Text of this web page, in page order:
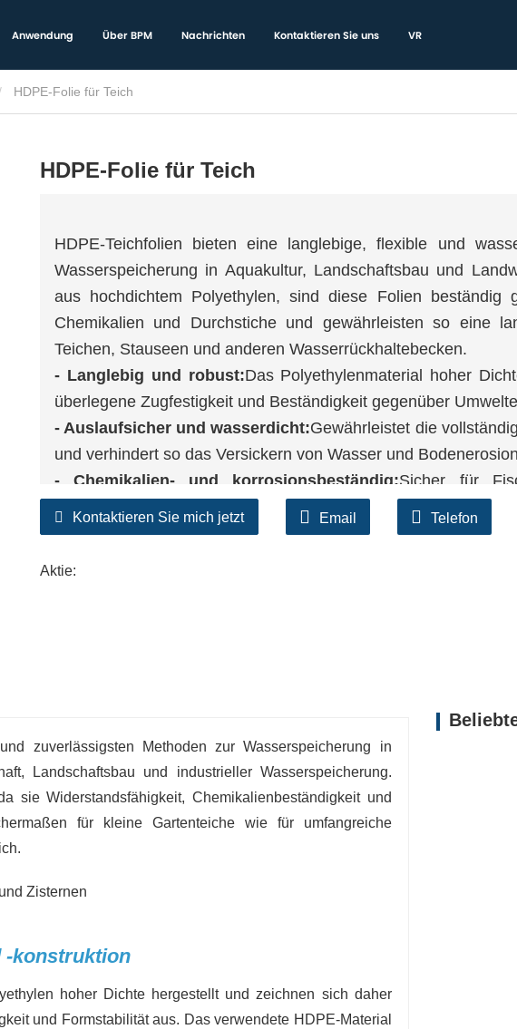
Anwendung Über BPM Nachrichten Kontaktieren Sie uns VR
HDPE-Folie für Teich
HDPE-Folie für Teich
HDPE-Teichfolien bieten eine langlebige, flexible und
Wasserspeicherung in Aquakultur, Landschaftsbau und
aus hochdichtem Polyethylen, sind diese Folien beständig
Chemikalien und Durchstiche und gewährleisten so eine
Teichen, Stauseen und anderen Wasserrückhaltebecken.
- Langlebig und robust:Das Polyethylenmaterial hoher
überlegene Zugfestigkeit und Beständigkeit gegenüber
- Auslaufsicher und wasserdicht:Gewährleistet die
und verhindert so das Versickern von Wasser und
- Chemikalien- und korrosionsbeständig:Sicher für
Pflanzen und resistent gegen Düngemittel, Pestizide und
- Anpassbare Größen:Erhältlich in verschiedenen Stärken
Kontaktieren Sie mich jetzt Email Telefon
Aktie:
zuverlässigsten Methoden zur Wasserspeicherung in
Landschaftsbau und industrieller Wasserspeicherung.
sie Widerstandsfähigkeit, Chemikalienbeständigkeit und
für kleine Gartenteiche wie für umfangreiche
-konstruktion
hoher Dichte hergestellt und zeichnen sich daher
und Formstabilität aus. Das verwendete HDPE-Material